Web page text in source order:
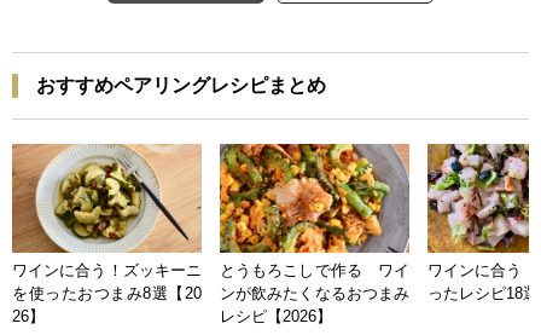
おすすめペアリングレシピまとめ
ワインに合う！ズッキーニ
を使ったおつまみ8選【20
26】
とうもろこしで作る ワイ
ンが飲みたくなるおつまみ
レシピ【2026】
ワインに合う
ったレシピ18